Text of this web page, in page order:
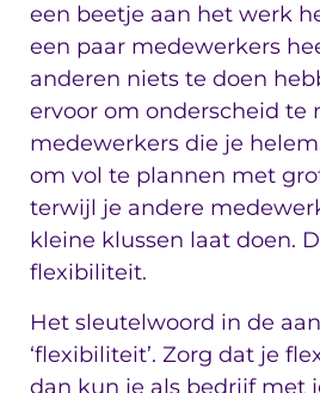
een beetje aan het werk
een paar medewerkers
anderen niets te doen
ervoor om onderscheid te
medewerkers die je
om vol te plannen met
terwijl je andere
kleine klussen laat doen.
flexibiliteit.
Het sleutelwoord in de
‘flexibiliteit’. Zorg dat je
dan kun je als bedrijf met